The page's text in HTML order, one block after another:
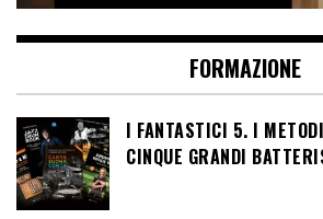
FORMAZIONE
I FANTASTICI 5. I
CINQUE GRANDI